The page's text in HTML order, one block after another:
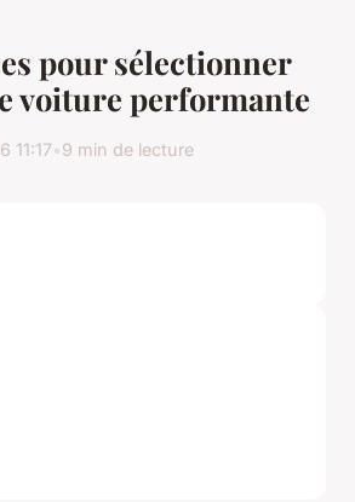
pour sélectionner
voiture performante
11:17•9 min de lecture